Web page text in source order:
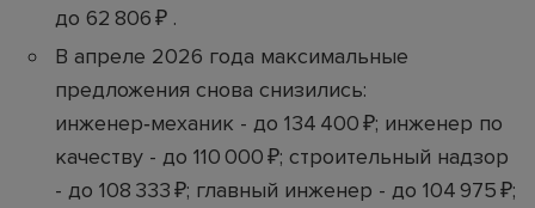
до 62 806 ₽ .
В апреле 2026 года максимальные
предложения снова снизились:
инженер‑механик - до 134 400 ₽; инженер по
качеству - до 110 000 ₽; строительный надзор
- до 108 333 ₽; главный инженер - до 104 975 ₽;